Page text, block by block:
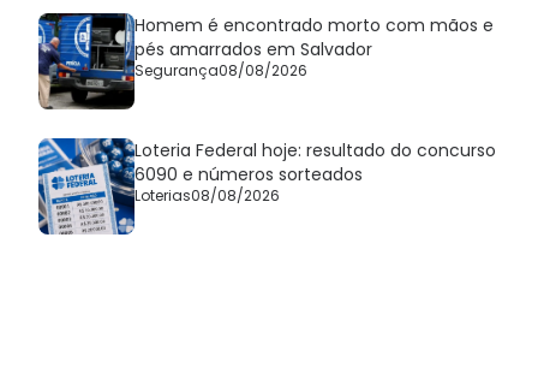
Homem é encontrado morto com mãos e
pés amarrados em Salvador
Segurança08/08/2026
Loteria Federal hoje: resultado do concurso
6090 e números sorteados
Loterias08/08/2026